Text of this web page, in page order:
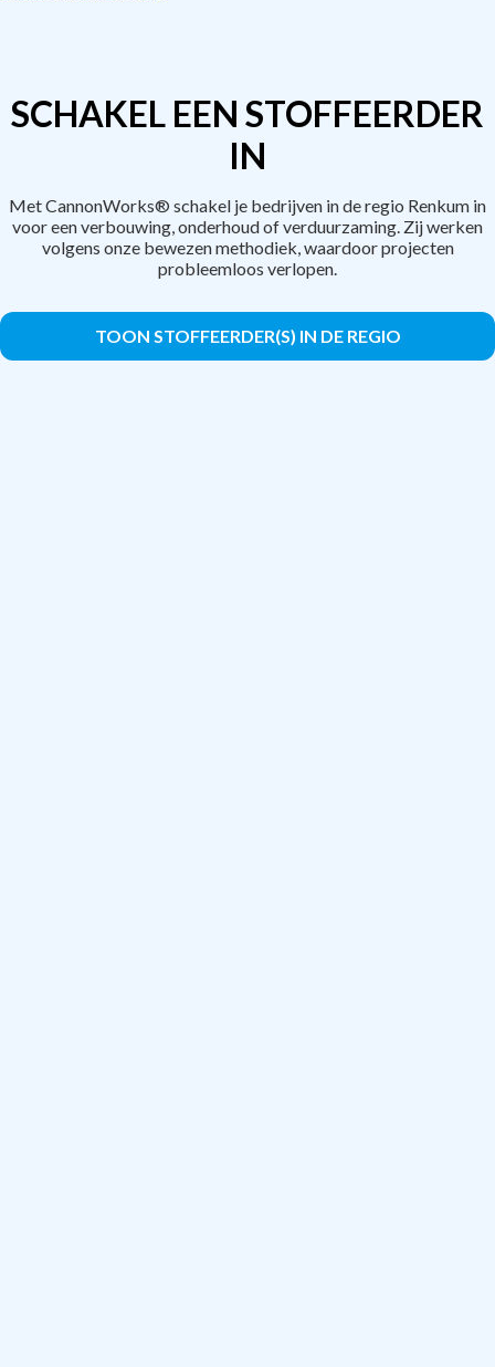
SCHAKEL EEN STOFFEERDER
IN
Met CannonWorks® schakel je bedrijven in de regio Renkum in
voor een verbouwing, onderhoud of verduurzaming. Zij werken
volgens onze bewezen methodiek, waardoor projecten
probleemloos verlopen.
TOON STOFFEERDER(S) IN DE REGIO